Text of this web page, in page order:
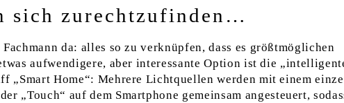
sich zurechtzufinden…
da: alles so zu verknüpfen, dass es größtmöglichen
aufwendigere, aber interessante Option ist die
„Smart Home“: Mehrere Lichtquellen werden mit einem
„Touch“ auf dem Smartphone gemeinsam angesteuert,